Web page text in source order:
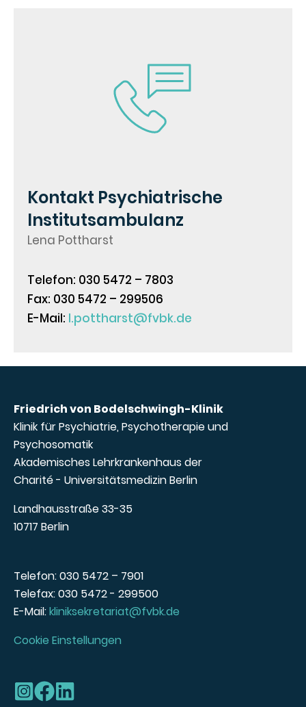
Kontakt Psychiatrische
Institutsambulanz
Lena Pottharst
Telefon: 030 5472 – 7803
Fax: 030 5472 – 299506
E-Mail: l.pottharst@fvbk.de
Friedrich von Bodelschwingh-Klinik
Klinik für Psychiatrie, Psychotherapie und
Psychosomatik
Akademisches Lehrkrankenhaus der
Charité - Universitätsmedizin Berlin
Landhausstraße 33-35
10717 Berlin
Telefon: 030 5472 – 7901
Telefax: 030 5472 - 299500
E-Mail:kliniksekretariat@fvbk.de
Cookie Einstellungen